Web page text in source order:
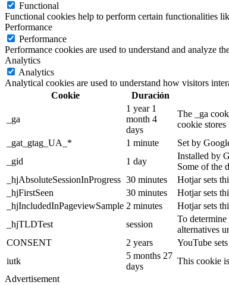
Functional
Functional cookies help to perform certain functionalities
Performance
Performance
Performance cookies are used to understand and analyze
Analytics
Analytics
Analytical cookies are used to understand how visitors
Cookie
Duración
_ga
1 year 1
month 4
days
The _ga
cookie
_gat_gtag_UA_*
1 minute
Set by
_gid
1 day
Installed by
Some of the
_hjAbsoluteSessionInProgress 30 minutes
Hotjar sets
_hjFirstSeen
30 minutes
Hotjar sets
_hjIncludedInPageviewSample 2 minutes
Hotjar sets
_hjTLDTest
session
To
alternatives
CONSENT
2 years
YouTube
iutk
5 months 27
days
This cookie
Advertisement